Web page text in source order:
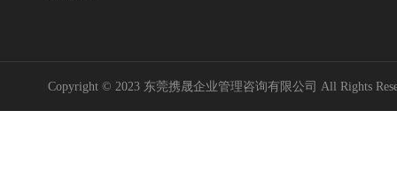
Copyright © 2023 东莞携晟企业管理咨询有限公司 All Rights